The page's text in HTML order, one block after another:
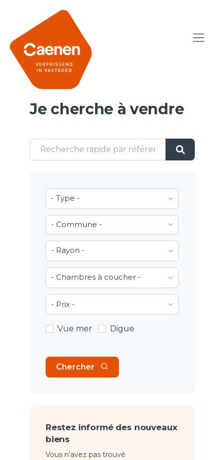
Je cherche à vendre
- Type -
- Commune -
- Rayon -
- Chambres à coucher -
- Prix -
Vue mer Digue
Chercher
Restez informé des nouveaux
biens
Vous n’avez pas trouvé